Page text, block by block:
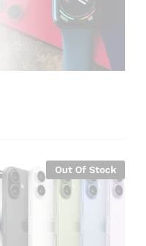
Out Of Stock